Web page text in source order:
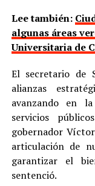
Lee también:
algunas áreas
Universitaria de
El secretario de
alianzas
avanzando en
servicios
gobernador
articulación de
garantizar el
sentenció.